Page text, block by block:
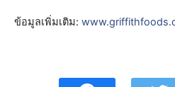
ข้อมูลเพิ่มเติม: